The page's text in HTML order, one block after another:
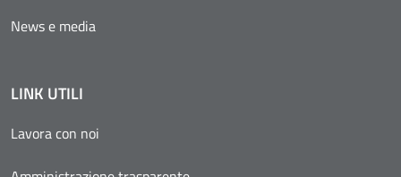
News e media
LINK UTILI
Lavora con noi